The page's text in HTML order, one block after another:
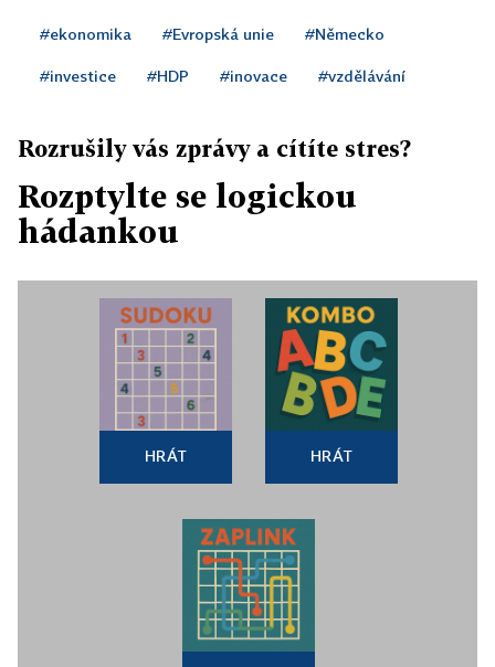
#ekonomika #Evropská unie #Německo
#investice #HDP #inovace #vzdělávání
Rozrušily vás zprávy a cítíte stres?
Rozptylte se logickou
hádankou
HRÁT HRÁT